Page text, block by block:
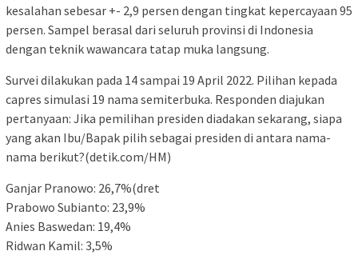
kesalahan sebesar +- 2,9 persen dengan tingkat kepercayaan 95
persen. Sampel berasal dari seluruh provinsi di Indonesia
dengan teknik wawancara tatap muka langsung.
Survei dilakukan pada 14 sampai 19 April 2022. Pilihan kepada
capres simulasi 19 nama semiterbuka. Responden diajukan
pertanyaan: Jika pemilihan presiden diadakan sekarang, siapa
yang akan Ibu/Bapak pilih sebagai presiden di antara nama-
nama berikut?(detik.com/HM)
Ganjar Pranowo: 26,7%(dret
Prabowo Subianto: 23,9%
Anies Baswedan: 19,4%
Ridwan Kamil: 3,5%